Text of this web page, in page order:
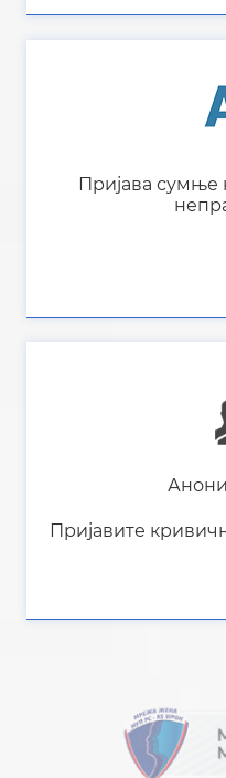
Пријава сумње
Пријавите